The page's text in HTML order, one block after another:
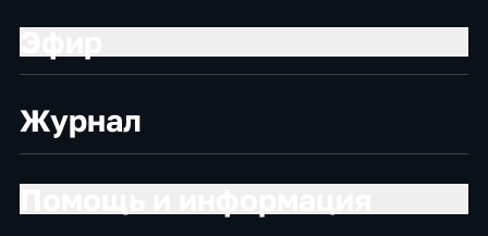
Журнал